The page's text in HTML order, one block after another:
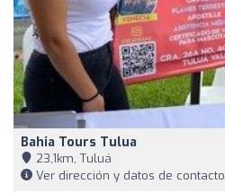
Bahia Tours Tulua
23,1km, Tuluá
Ver dirección y datos de contacto